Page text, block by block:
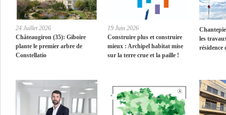
24 Juillet 2026
Châteaugiron (35): Giboire
plante le premier arbre de
Constellatio
19 Juin 2026
Construire plus et construire
mieux : Archipel habitat mise
sur la terre crue et la paille !
les
résidence